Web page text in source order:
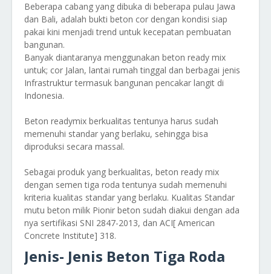
Beberapa cabang yang dibuka di beberapa pulau Jawa
dan Bali, adalah bukti beton cor dengan kondisi siap
pakai kini menjadi trend untuk kecepatan pembuatan
bangunan.
Banyak diantaranya menggunakan beton ready mix
untuk; cor Jalan, lantai rumah tinggal dan berbagai jenis
Infrastruktur termasuk bangunan pencakar langit di
Indonesia.
Beton readymix berkualitas tentunya harus sudah
memenuhi standar yang berlaku, sehingga bisa
diproduksi secara massal.
Sebagai produk yang berkualitas, beton ready mix
dengan semen tiga roda tentunya sudah memenuhi
kriteria kualitas standar yang berlaku. Kualitas Standar
mutu beton milik Pionir beton sudah diakui dengan ada
nya sertifikasi SNI 2847-2013, dan ACI[ American
Concrete Institute] 318.
Jenis- Jenis Beton Tiga Roda